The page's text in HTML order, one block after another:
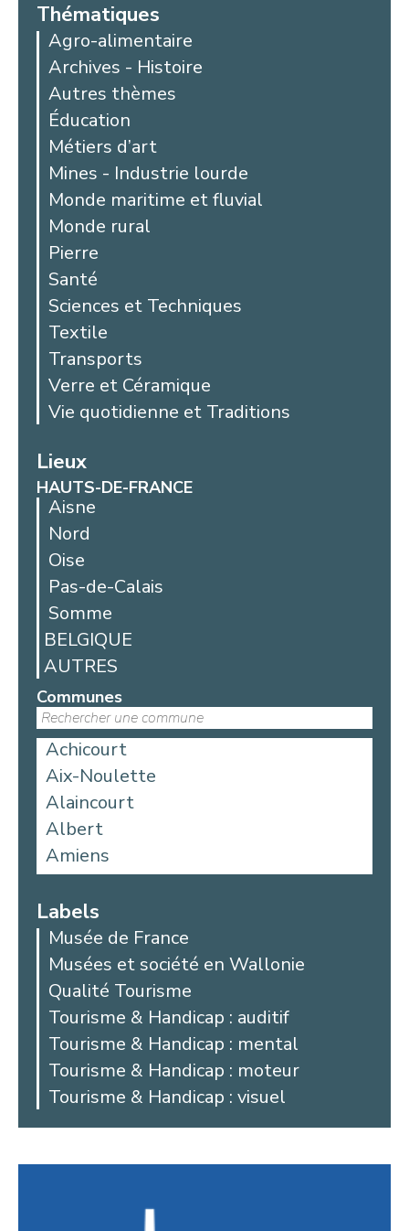
Thématiques
Agro-alimentaire
Archives - Histoire
Autres thèmes
Éducation
Métiers d’art
Mines - Industrie lourde
Monde maritime et fluvial
Monde rural
Pierre
Santé
Sciences et Techniques
Textile
Transports
Verre et Céramique
Vie quotidienne et Traditions
Lieux
HAUTS-DE-FRANCE
Aisne
Nord
Oise
Pas-de-Calais
Somme
BELGIQUE
AUTRES
Communes
Achicourt
Aix-Noulette
Alaincourt
Albert
Amiens
Aniche
Argoules
Arques
Arras
Auby
Avesnes-les-Aubert
Bailleul
Beaucamps-Ligny
Beaurains
Labels
Musée de France
Musées et société en Wallonie
Qualité Tourisme
Tourisme & Handicap : auditif
Tourisme & Handicap : mental
Tourisme & Handicap : moteur
Tourisme & Handicap : visuel